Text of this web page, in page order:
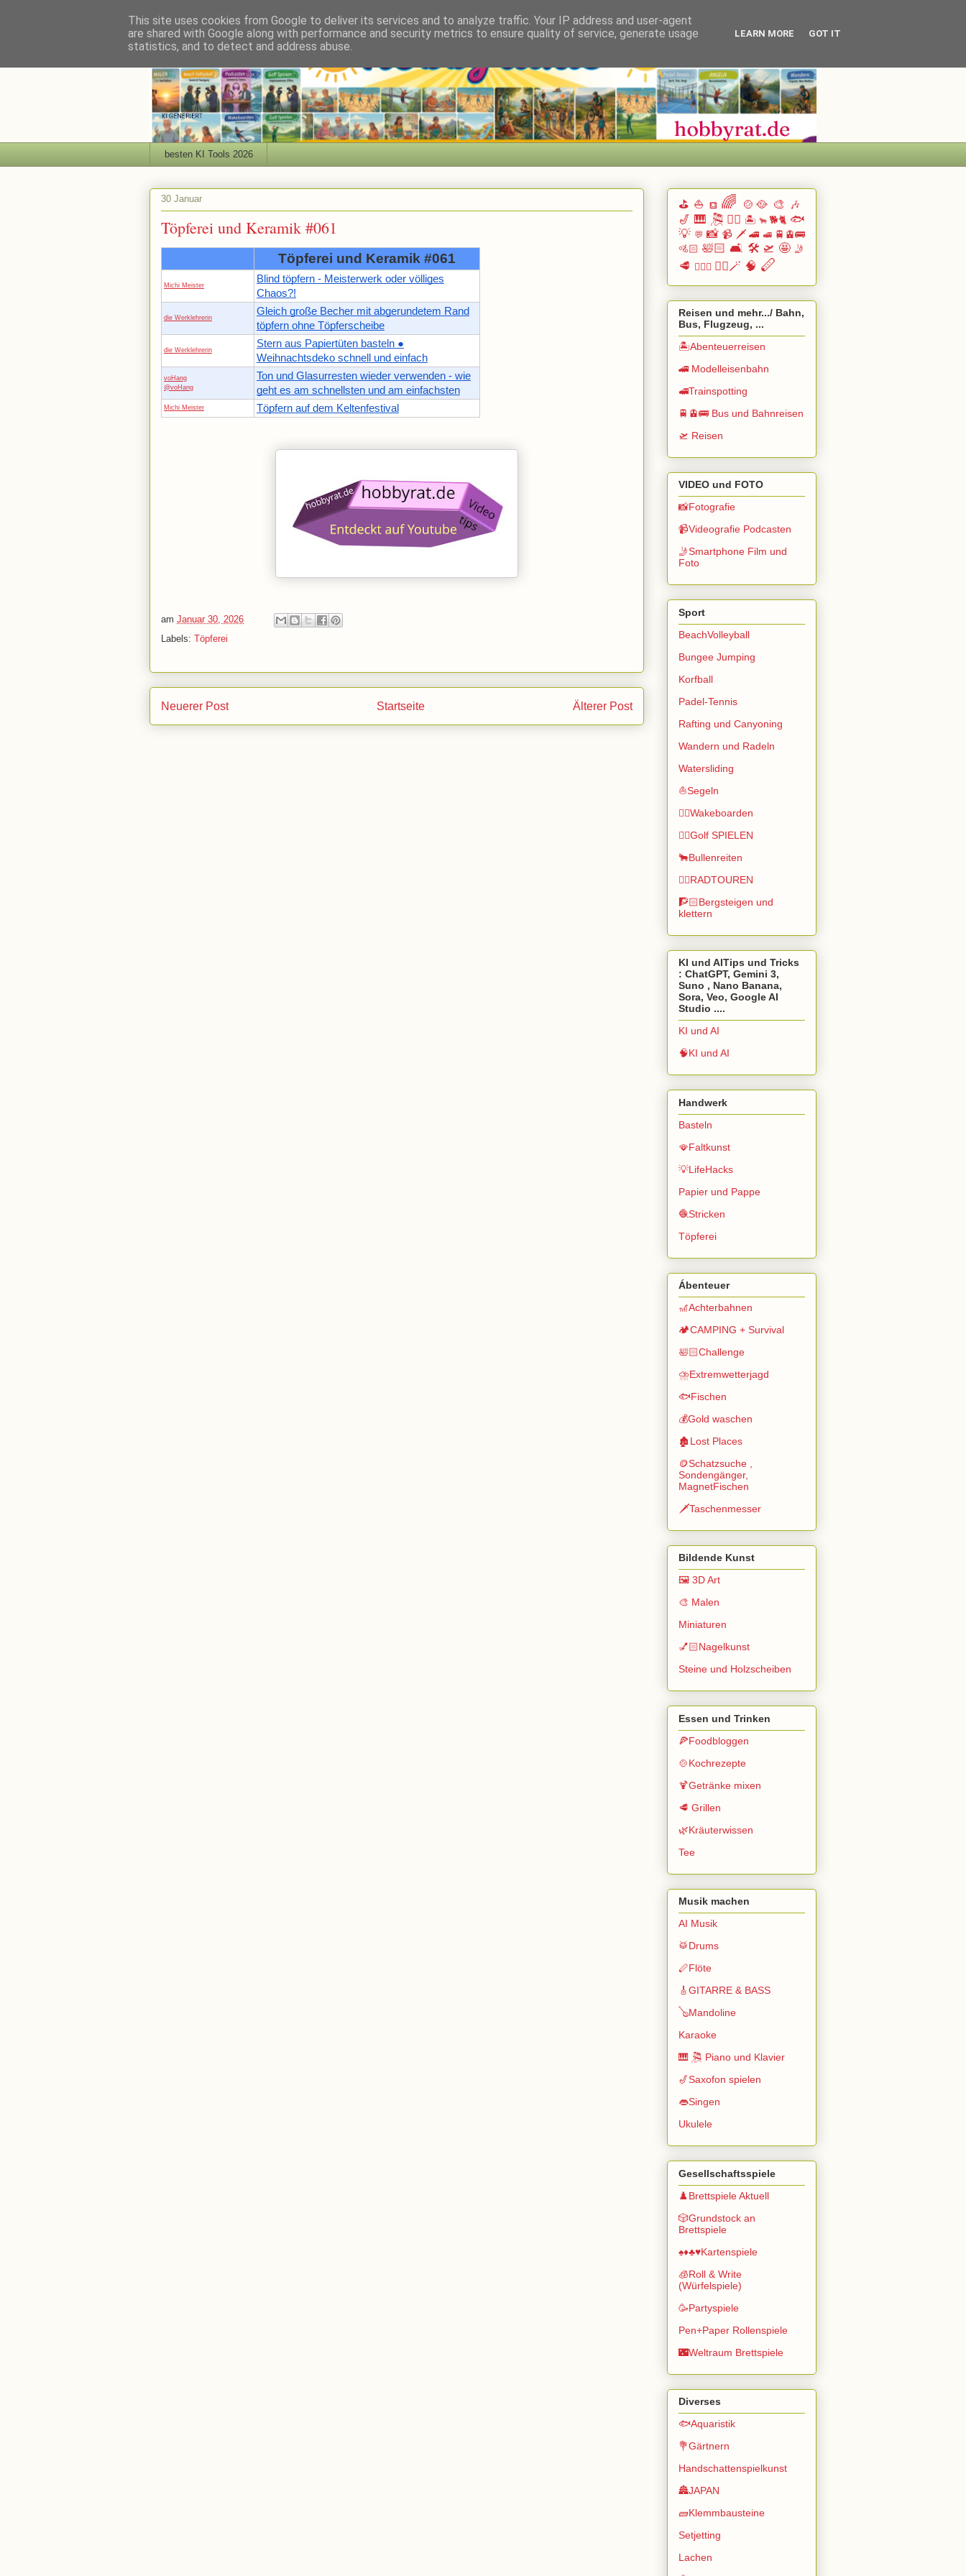
besten KI Tools 2026
30 Januar
Töpferei und Keramik #061
Töpferei und Keramik #061
Michi Meister
Blind töpfern - Meisterwerk oder völliges
Chaos?!
die Werklehrerin
Gleich große Becher mit abgerundetem Rand
töpfern ohne Töpferscheibe
die Werklehrerin
Stern aus Papiertüten basteln ●
Weihnachtsdeko schnell und einfach
voHang
@voHang
Ton und Glasurresten wieder verwenden - wie
geht es am schnellsten und am einfachsten
Michi Meister Töpfern auf dem Keltenfestival
am Januar 30, 2026
Labels: Töpferei
Neuerer Post Älterer Post
Startseite
⛳ ⛵ ⛾ 🌈 🍲🥘 🎨 🎶
🎷 🎹 🎘 🏄🏽 🏝️ 🐂 🐕🐈 🐟
💡 💬 📸 📹 🗡️ 🚄 🚅 🚆🚊🚌
🚵🏻 🛀🏻 🛋️ 🛠️ 🛫 🤩 🤳
🥩 🧗🏻‍♀️ 🧙‍♂️🪄 🧠 🪈
Reisen und mehr.../ Bahn,
Bus, Flugzeug, ...
🏝️Abenteuerreisen
🚄 Modelleisenbahn
🚅Trainspotting
🚆🚊🚌 Bus und Bahnreisen
🛫 Reisen
VIDEO und FOTO
📸Fotografie
📹Videografie Podcasten
🤳Smartphone Film und
Foto
Sport
BeachVolleyball
Bungee Jumping
Korfball
Padel-Tennis
Rafting und Canyoning
Wandern und Radeln
Watersliding
⛵Segeln
🏄🏽Wakeboarden
🏌️‍♂️Golf SPIELEN
🐂Bullenreiten
🚴‍♂️RADTOUREN
🧗🏻Bergsteigen und
klettern
KI und AITips und Tricks
: ChatGPT, Gemini 3,
Suno , Nano Banana,
Sora, Veo, Google AI
Studio ....
KI und AI
🧠KI und AI
Handwerk
Basteln
🪭Faltkunst
💡LifeHacks
Papier und Pappe
🧶Stricken
Töpferei
Ábenteuer
🎢Achterbahnen
🏕️CAMPING + Survival
🛀🏻Challenge
⛈️Extremwetterjagd
🐟Fischen
💰Gold waschen
🏚️Lost Places
🪙Schatzsuche ,
Sondengänger,
MagnetFischen
🗡️Taschenmesser
Bildende Kunst
🖼️ 3D Art
🎨 Malen
Miniaturen
💅🏻Nagelkunst
Steine und Holzscheiben
Essen und Trinken
🍕Foodbloggen
🍲Kochrezepte
🍹Getränke mixen
🥩 Grillen
🌿Kräuterwissen
Tee
Musik machen
AI Musik
🥁Drums
🪈Flöte
🎸GITARRE & BASS
🪕Mandoline
Karaoke
🎹 🎘 Piano und Klavier
🎷Saxofon spielen
👄Singen
Ukulele
Gesellschaftsspiele
♟️Brettspiele Aktuell
🎲Grundstock an
Brettspiele
♠️♦️♣️♥️Kartenspiele
🧊Roll & Write
(Würfelspiele)
🥳Partyspiele
Pen+Paper Rollenspiele
🌃Weltraum Brettspiele
Diverses
🐟Aquaristik
💐Gärtnern
Handschattenspielkunst
🏯JAPAN
🧱Klemmbausteine
Setjetting
Lachen
This site uses cookies from Google to deliver its services and to analyze traffic. Your IP address and user-agent
are shared with Google along with performance and security metrics to ensure quality of service, generate usage
statistics, and to detect and address abuse.
LEARN MORE GOT IT